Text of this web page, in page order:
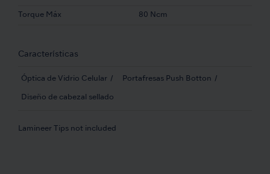
Torque Máx 80 Ncm
Características
Óptica de Vidrio Celular Portafresas Push Botton
Diseño de cabezal sellado
Lamineer Tips not included